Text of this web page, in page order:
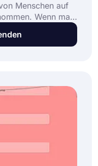
Menschen auf
Wenn man
Rolle sie in
werden, ist es
Umgebung zu
Indem Sie ein
können Sie Ihre
stellen.